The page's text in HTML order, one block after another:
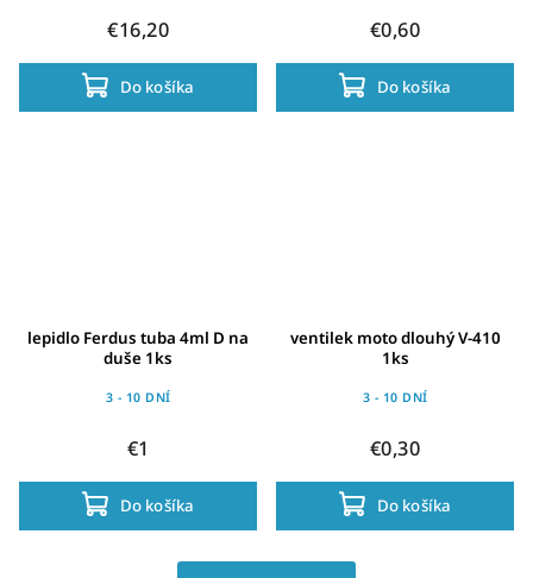
€16,20
Do košíka
€0,60
Do košíka
lepidlo Ferdus tuba 4ml D na
duše 1ks
3 - 10 DNÍ
€1
Do košíka
ventilek moto dlouhý V-410
1ks
3 - 10 DNÍ
€0,30
Do košíka